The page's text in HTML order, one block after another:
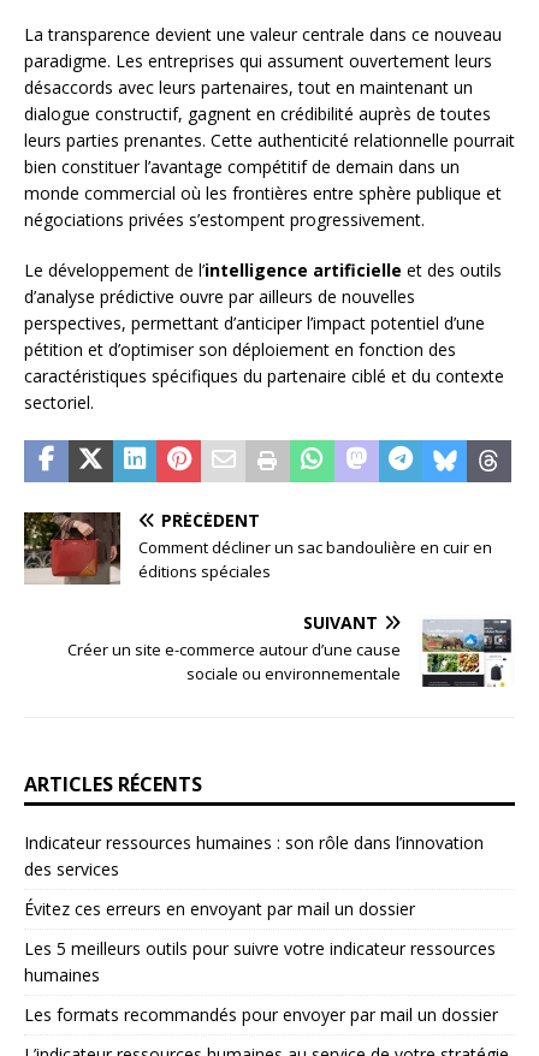
La transparence devient une valeur centrale dans ce nouveau
paradigme. Les entreprises qui assument ouvertement leurs
désaccords avec leurs partenaires, tout en maintenant un
dialogue constructif, gagnent en crédibilité auprès de toutes
leurs parties prenantes. Cette authenticité relationnelle pourrait
bien constituer l’avantage compétitif de demain dans un
monde commercial où les frontières entre sphère publique et
négociations privées s’estompent progressivement.
Le développement de l’intelligence artificielle et des outils
d’analyse prédictive ouvre par ailleurs de nouvelles
perspectives, permettant d’anticiper l’impact potentiel d’une
pétition et d’optimiser son déploiement en fonction des
caractéristiques spécifiques du partenaire ciblé et du contexte
sectoriel.
PRÉCÉDENT
Comment décliner un sac bandoulière en cuir en
éditions spéciales
SUIVANT
Créer un site e-commerce autour d’une cause
sociale ou environnementale
ARTICLES RÉCENTS
Indicateur ressources humaines : son rôle dans l’innovation
des services
Évitez ces erreurs en envoyant par mail un dossier
Les 5 meilleurs outils pour suivre votre indicateur ressources
humaines
Les formats recommandés pour envoyer par mail un dossier